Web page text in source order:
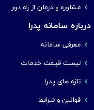
مشاوره و درمان از راه دور
درباره سامانه پدرا
معرفی سامانه
لیست قیمت خدمات
تازه های پدرا
قوانین و شرایط